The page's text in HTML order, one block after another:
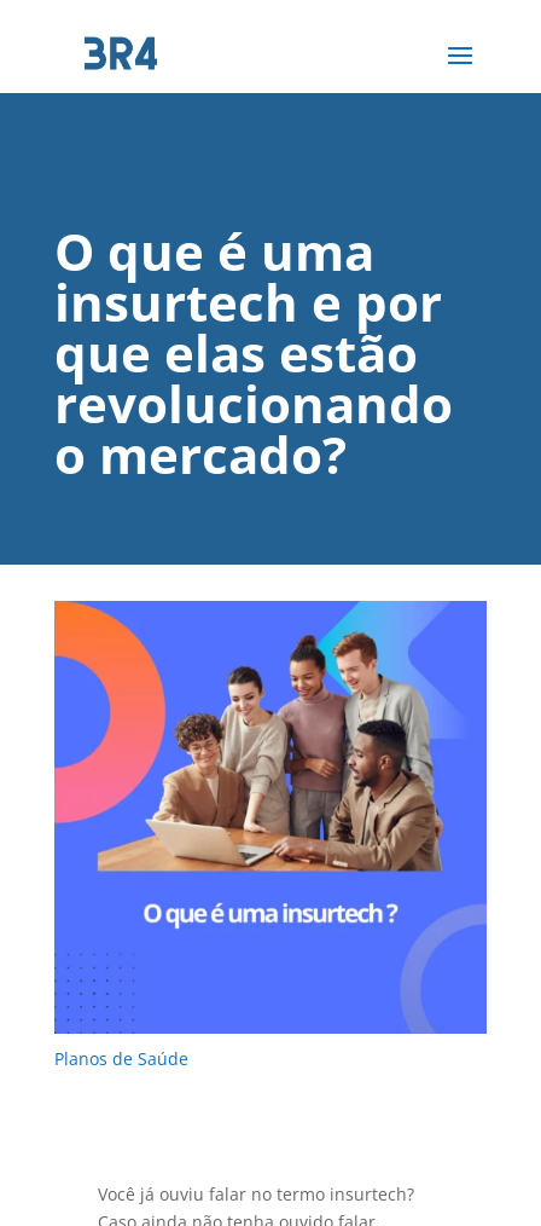
O que é uma
insurtech e por
que elas estão
revolucionando
o mercado?
Planos de Saúde
Você já ouviu falar no termo insurtech?